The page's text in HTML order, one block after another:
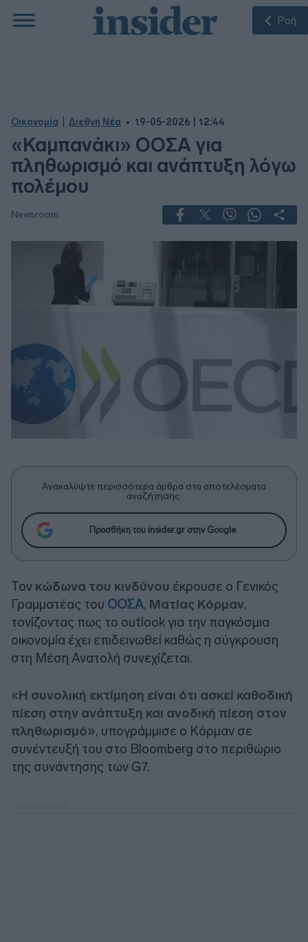
Ροή
Οικονομία Διεθνή Νέα 19-05-2026 | 12:44
«Καμπανάκι» ΟΟΣΑ για
πληθωρισμό και ανάπτυξη λόγω
πολέμου
Newsroom
Ανακαλύψτε περισσότερα άρθρα στα αποτελέσματα
αναζήτησης.
Προσθήκη του insider.gr στην Google
Τον κώδωνα του κινδύνου έκρουσε ο Γενικός
Γραμματέας του ΟΟΣΑ, Ματίας Κόρμαν,
τονίζοντας πως το outlook για την παγκόσμια
οικονομία έχει επιδεινωθεί καθώς η σύγκρουση
στη Μέση Ανατολή συνεχίζεται.
«Η συνολική εκτίμηση είναι ότι ασκεί καθοδική
πίεση στην ανάπτυξη και ανοδική πίεση στον
πληθωρισμό», υπογράμμισε ο Κόρμαν σε
συνέντευξή του στο Bloomberg στο περιθώριο
της συνάντησης των G7.